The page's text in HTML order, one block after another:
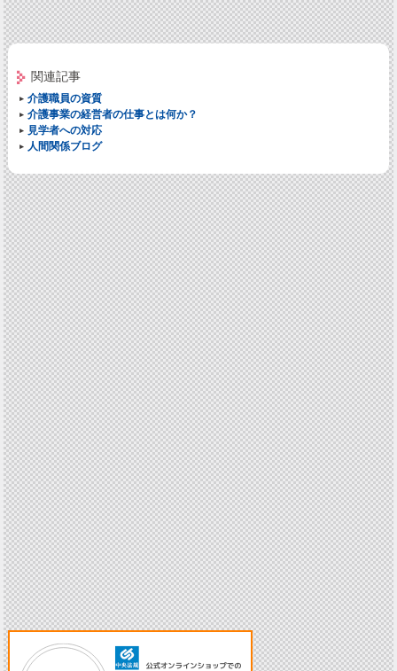
関連記事
介護職員の資質
介護事業の経営者の仕事とは何か？
見学者への対応
人間関係ブログ